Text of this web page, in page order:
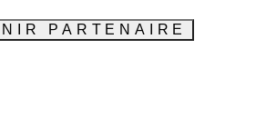
PARTENAIRE